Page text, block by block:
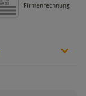
Firmenrechnung